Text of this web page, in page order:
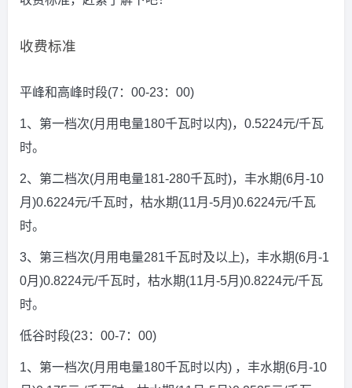
收费标准
平峰和高峰时段(7：00-23：00)
1、第一档次(月用电量180千瓦时以内)，0.5224元/千瓦
时。
2、第二档次(月用电量181-280千瓦时)，丰水期(6月-10
月)0.6224元/千瓦时，枯水期(11月-5月)0.6224元/千瓦
时。
3、第三档次(月用电量281千瓦时及以上)，丰水期(6月-1
0月)0.8224元/千瓦时，枯水期(11月-5月)0.8224元/千瓦
时。
低谷时段(23：00-7：00)
1、第一档次(月用电量180千瓦时以内) ，丰水期(6月-10